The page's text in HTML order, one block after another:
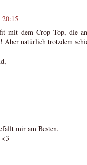
mit dem Crop Top, die
Aber natürlich trotzdem
mir am Besten.